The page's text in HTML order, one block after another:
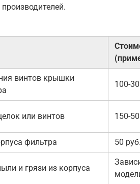
винтов крышки
100-
или винтов 150-
фильтра 50 руб.
и грязи из корпуса